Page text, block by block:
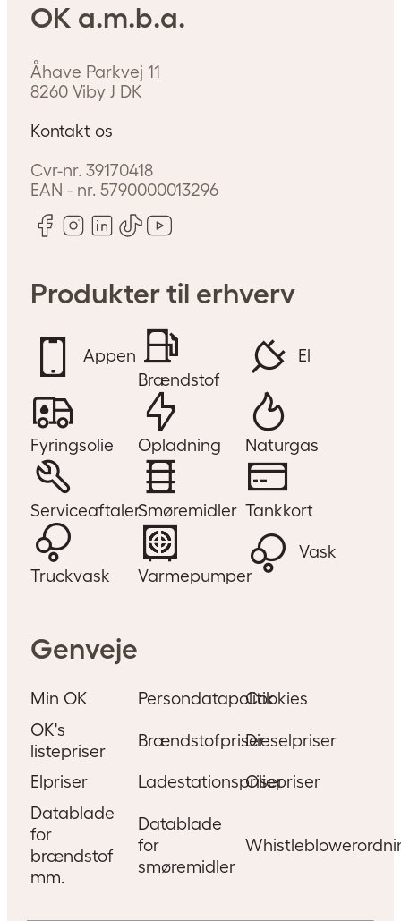
OK a.m.b.a.
Åhave Parkvej 11
8260 Viby J DK
Kontakt os
Cvr-nr. 39170418
EAN - nr.5790000013296
Produkter til erhverv
Appen
Brændstof
El
Fyringsolie Opladning Naturgas
ServiceaftalerSmøremidler Tankkort
Truckvask Varmepumper
Vask
Genveje
Min OK PersondatapolitikCookies
OK's
listepriser
BrændstofpriserDieselpriser
Elpriser LadestationspriserOliepriser
Datablade
for
brændstof
mm.
Datablade
for
smøremidler